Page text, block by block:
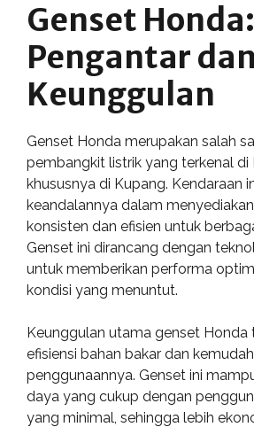
Genset Honda:
Pengantar dan
Keunggulan
Genset Honda merupakan salah
pembangkit listrik yang terkenal di
khususnya di Kupang. Kendaraan
keandalannya dalam
konsisten dan efisien untuk
Genset ini dirancang dengan
untuk memberikan performa
kondisi yang menuntut.
Keunggulan utama genset Honda
efisiensi bahan bakar dan
penggunaannya. Genset ini
daya yang cukup dengan
yang minimal, sehingga lebih